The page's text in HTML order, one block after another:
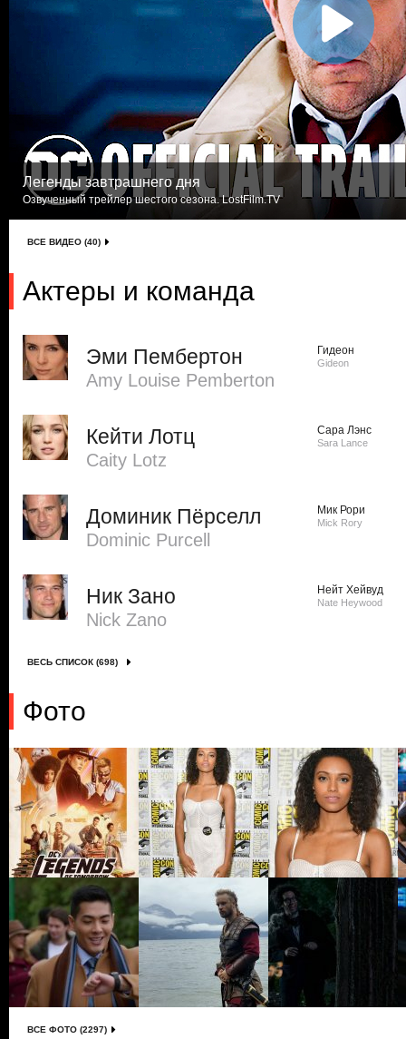
Легенды завтрашнего дня
Озвученный трейлер шестого сезона. LostFilm.TV
ВСЕ ВИДЕО (40)
Актеры и команда
Эми Пембертон
Amy Louise Pemberton
Гидеон
Gideon
Кейти Лотц
Caity Lotz
Сара Лэнс
Sara Lance
Доминик Пёрселл
Dominic Purcell
Мик Рори
Mick Rory
Ник Зано
Nick Zano
Нейт Хейвуд
Nate Heywood
ВЕСЬ СПИСОК (698)
Фото
ВСЕ ФОТО (2297)